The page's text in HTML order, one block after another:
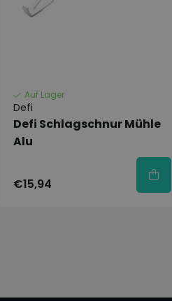
Auf Lager
Defi
Defi Schlagschnur Mühle
Alu
€15,94